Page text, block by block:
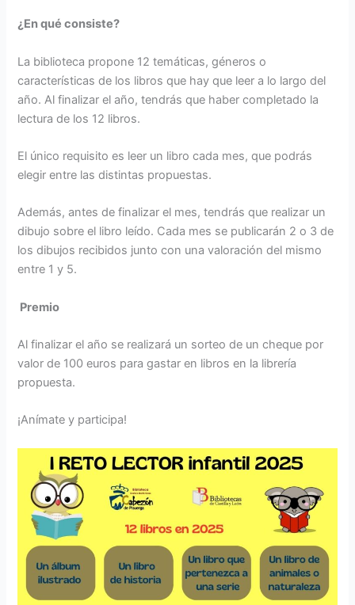
¿En qué consiste?
La biblioteca propone 12 temáticas, géneros o
características de los libros que hay que leer a lo largo del
año. Al finalizar el año, tendrás que haber completado la
lectura de los 12 libros.
El único requisito es leer un libro cada mes, que podrás
elegir entre las distintas propuestas.
Además, antes de finalizar el mes, tendrás que realizar un
dibujo sobre el libro leído. Cada mes se publicarán 2 o 3 de
los dibujos recibidos junto con una valoración del mismo
entre 1 y 5.
Premio
Al finalizar el año se realizará un sorteo de un cheque por
valor de 100 euros para gastar en libros en la librería
propuesta.
¡Anímate y participa!